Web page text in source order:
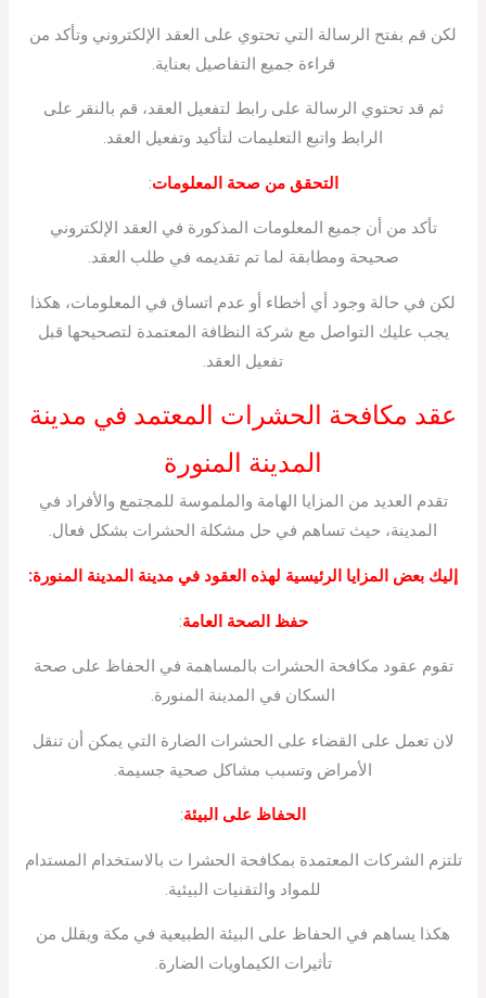
لكن قم بفتح الرسالة التي تحتوي على العقد الإلكتروني وتأكد من
قراءة جميع التفاصيل بعناية.
ثم قد تحتوي الرسالة على رابط لتفعيل العقد، قم بالنقر على
الرابط واتبع التعليمات لتأكيد وتفعيل العقد.
التحقق من صحة المعلومات:
تأكد من أن جميع المعلومات المذكورة في العقد الإلكتروني
صحيحة ومطابقة لما تم تقديمه في طلب العقد.
لكن في حالة وجود أي أخطاء أو عدم اتساق في المعلومات، هكذا
يجب عليك التواصل مع شركة النظافة المعتمدة لتصحيحها قبل
تفعيل العقد.
عقد مكافحة الحشرات المعتمد في مدينة
المدينة المنورة
تقدم العديد من المزايا الهامة والملموسة للمجتمع والأفراد في
المدينة، حيث تساهم في حل مشكلة الحشرات بشكل فعال.
إليك بعض المزايا الرئيسية لهذه العقود في مدينة المدينة المنورة:
حفظ الصحة العامة:
تقوم عقود مكافحة الحشرات بالمساهمة في الحفاظ على صحة
السكان في المدينة المنورة.
لان تعمل على القضاء على الحشرات الضارة التي يمكن أن تنقل
الأمراض وتسبب مشاكل صحية جسيمة.
الحفاظ على البيئة:
تلتزم الشركات المعتمدة بمكافحة الحشرا ت بالاستخدام المستدام
للمواد والتقنيات البيئية.
هكذا يساهم في الحفاظ على البيئة الطبيعية في مكة ويقلل من
تأثيرات الكيماويات الضارة.